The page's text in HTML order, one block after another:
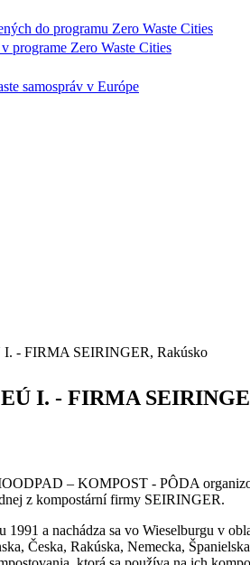
do programu Zero Waste Cities
programe Zero Waste Cities
samospráv v Európe
- FIRMA SEIRINGER, Rakúsko
I. - FIRMA
– KOMPOST - PÔDA
z kompostární firmy SEIRINGER.
1991 a nachádza sa vo Wieselburgu v
Česka, Rakúska, Nemecka,